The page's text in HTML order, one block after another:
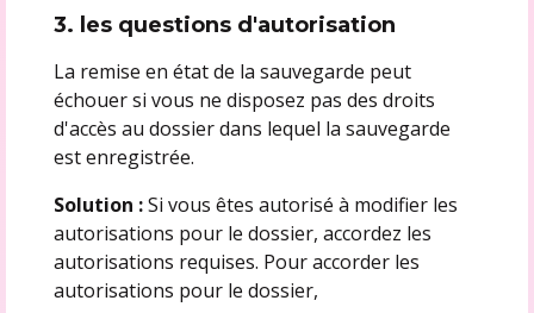
3. les questions d'autorisation
La remise en état de la sauvegarde peut
échouer si vous ne disposez pas des droits
d'accès au dossier dans lequel la sauvegarde
est enregistrée.
Solution :Si vous êtes autorisé à modifier les
autorisations pour le dossier, accordez les
autorisations requises. Pour accorder les
autorisations pour le dossier,